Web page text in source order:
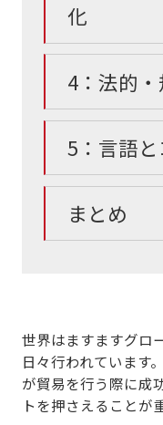
化
4：法的
5：言語
まとめ
世界はますますグロ
日々行われています
が貿易を行う際に成
トを押さえることが